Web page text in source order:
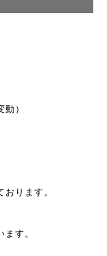
）
ります。
す。